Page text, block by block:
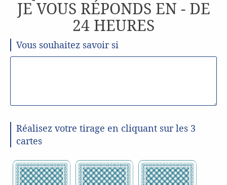
JE VOUS RÉPONDS EN - DE
24 HEURES
Vous souhaitez savoir si
Réalisez votre tirage en cliquant sur les 3
cartes